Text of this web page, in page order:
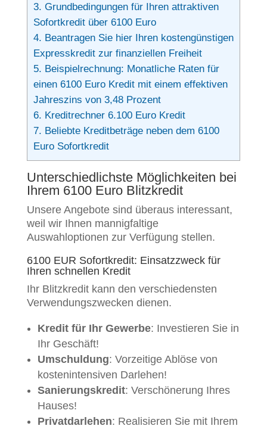
3. Grundbedingungen für Ihren attraktiven
Sofortkredit über 6100 Euro
4. Beantragen Sie hier Ihren kostengünstigen
Expresskredit zur finanziellen Freiheit
5. Beispielrechnung: Monatliche Raten für
einen 6100 Euro Kredit mit einem effektiven
Jahreszins von 3,48 Prozent
6. Kreditrechner 6.100 Euro Kredit
7. Beliebte Kreditbeträge neben dem 6100
Euro Sofortkredit
Unterschiedlichste Möglichkeiten bei
Ihrem 6100 Euro Blitzkredit
Unsere Angebote sind überaus interessant,
weil wir Ihnen mannigfaltige
Auswahloptionen zur Verfügung stellen.
6100 EUR Sofortkredit: Einsatzzweck für
Ihren schnellen Kredit
Ihr Blitzkredit kann den verschiedensten
Verwendungszwecken dienen.
Kredit für Ihr Gewerbe: Investieren Sie in
Ihr Geschäft!
Umschuldung: Vorzeitige Ablöse von
kostenintensiven Darlehen!
Sanierungskredit: Verschönerung Ihres
Hauses!
Privatdarlehen: Realisieren Sie mit Ihrem